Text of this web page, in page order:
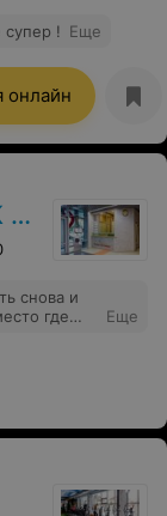
супер ! Еще
онлайн
снова и
где
Еще